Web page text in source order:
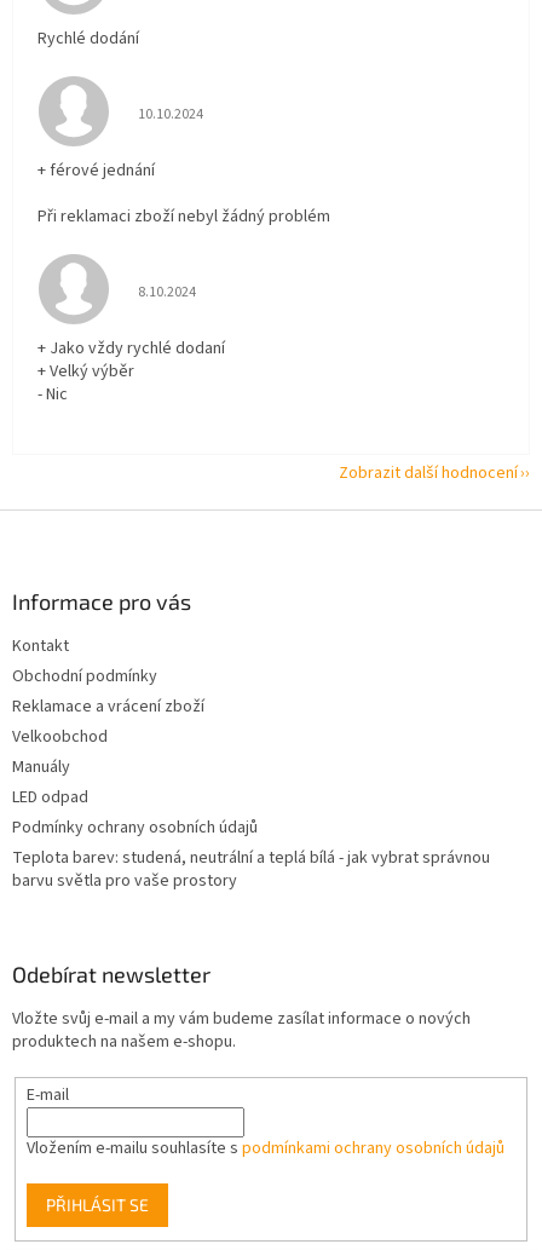
Rychlé dodání
Hodnocení obchodu je 5 z 5 hvězdiček.
10.10.2024
+ férové jednání
Při reklamaci zboží nebyl žádný problém
Hodnocení obchodu je 5 z 5 hvězdiček.
8.10.2024
+ Jako vždy rychlé dodaní
+ Velký výběr
- Nic
Zobrazit další hodnocení
Informace pro vás
Kontakt
Obchodní podmínky
Reklamace a vrácení zboží
Velkoobchod
Manuály
LED odpad
Podmínky ochrany osobních údajů
Teplota barev: studená, neutrální a teplá bílá - jak vybrat správnou
barvu světla pro vaše prostory
Odebírat newsletter
Vložte svůj e-mail a my vám budeme zasílat informace o nových
produktech na našem e-shopu.
E-mail
Vložením e-mailu souhlasíte s podmínkami ochrany osobních údajů
PŘIHLÁSIT SE